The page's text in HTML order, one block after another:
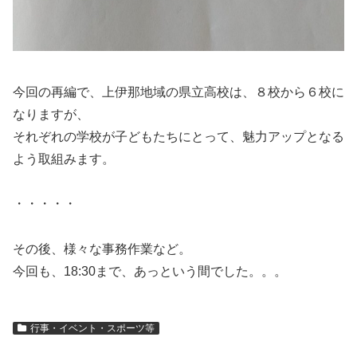
今回の再編で、上伊那地域の県立高校は、８校から６校に
なりますが、
それぞれの学校が子どもたちにとって、魅力アップとなる
よう取組みます。
・・・・・
その後、様々な事務作業など。
今回も、18:30まで、あっという間でした。。。
行事・イベント・スポーツ等